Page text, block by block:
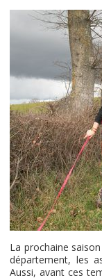
La prochaine
département, les
Aussi, avant ces